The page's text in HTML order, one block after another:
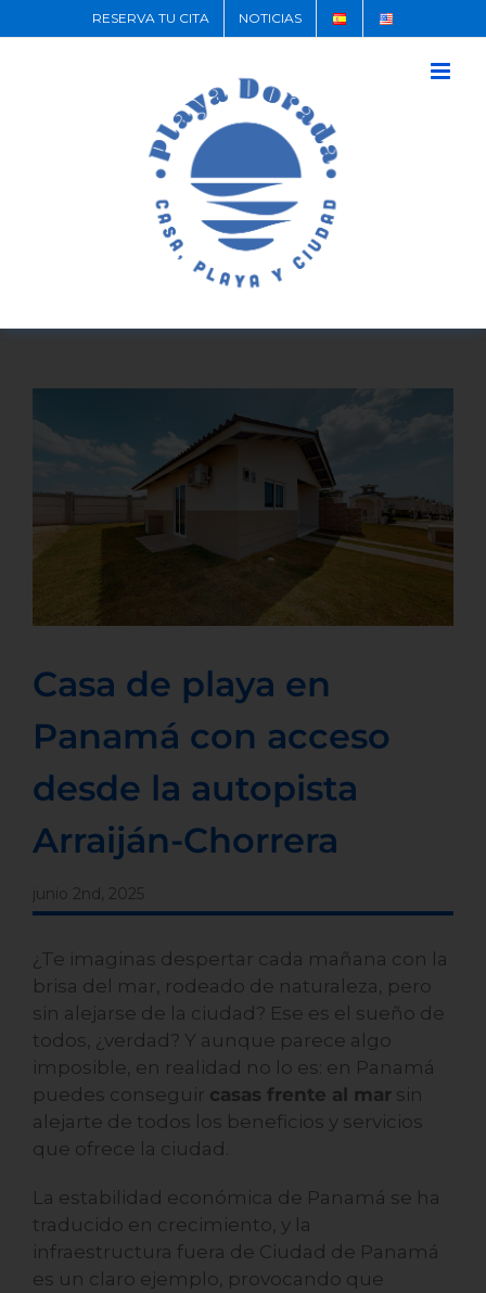
RESERVA TU CITA NOTICIAS
Casa de playa en
Panamá con acceso
desde la autopista
Arraiján-Chorrera
junio 2nd, 2025
¿Te imaginas despertar cada mañana con la
brisa del mar, rodeado de naturaleza, pero
sin alejarse de la ciudad? Ese es el sueño de
todos, ¿verdad? Y aunque parece algo
imposible, en realidad no lo es: en Panamá
puedes conseguir casas frente al mar sin
alejarte de todos los beneficios y servicios
que ofrece la ciudad.
La estabilidad económica de Panamá se ha
traducido en crecimiento, y la
infraestructura fuera de Ciudad de Panamá
es un claro ejemplo, provocando que